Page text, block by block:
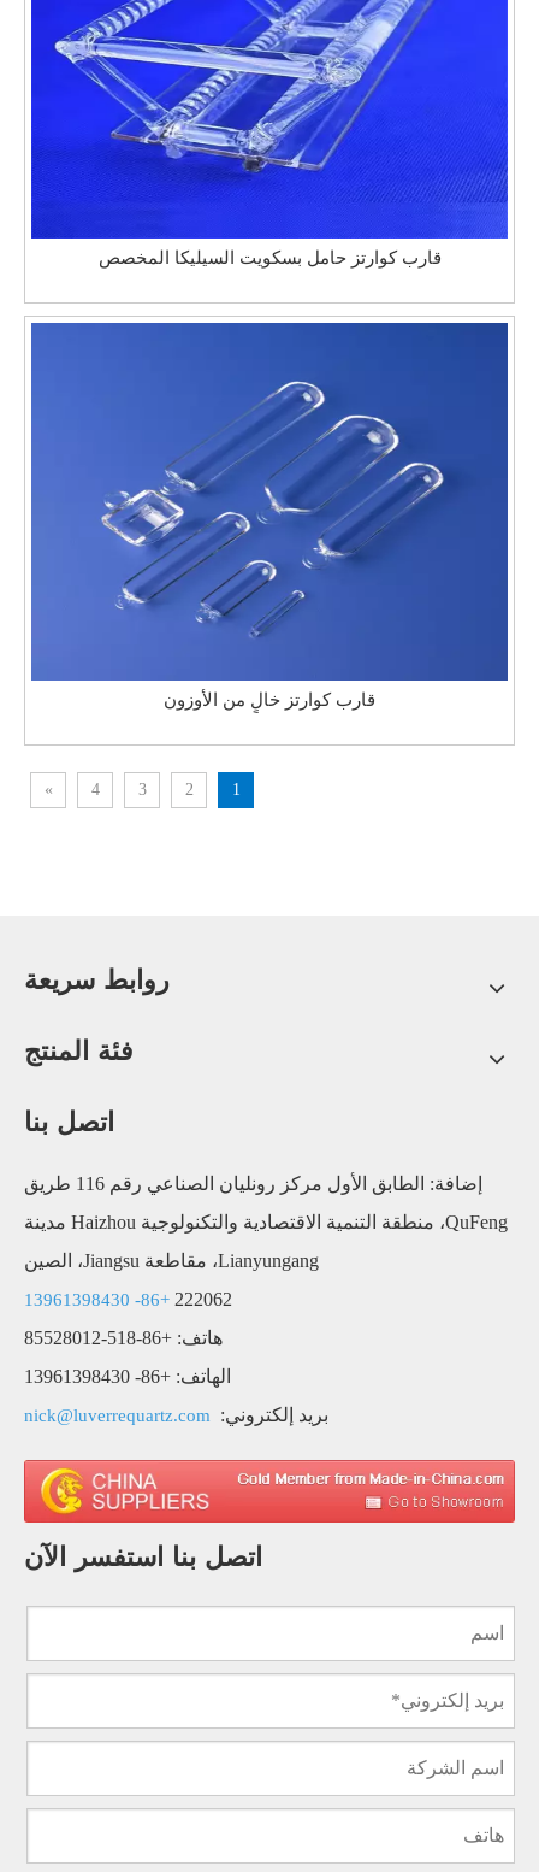
قارب كوارتز حامل بسكويت السيليكا المخصص
قارب كوارتز خالٍ من الأوزون
1
2
3
4
»
روابط سريعة
فئة المنتج
اتصل بنا
إضافة: الطابق الأول مركز رونليان الصناعي رقم 116 طريق
QuFeng، منطقة التنمية الاقتصادية والتكنولوجية Haizhou مدينة
Lianyungang، مقاطعة Jiangsu، الصين
222062
+86- 13961398430
هاتف: +86-518-85528012
الهاتف: +86- 13961398430
بريد إلكتروني: nick@luverrequartz.com
اتصل بنا استفسر الآن